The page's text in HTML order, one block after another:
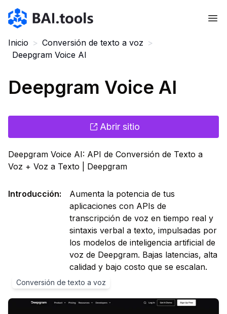
Bai.tools
Inicio > Conversión de texto a voz >
Deepgram Voice AI
Deepgram Voice AI
Abrir sitio
Deepgram Voice AI: API de Conversión de Texto a
Voz + Voz a Texto | Deepgram
Introducción:
Aumenta la potencia de tus
aplicaciones con APIs de
transcripción de voz en tiempo real y
sintaxis verbal a texto, impulsadas por
los modelos de inteligencia artificial de
voz de Deepgram. Bajas latencias, alta
calidad y bajo costo que se escalan.
Conversión de texto a voz